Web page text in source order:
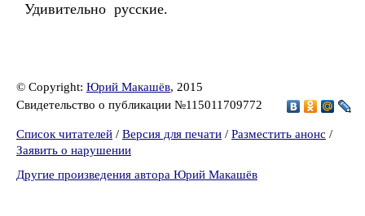
Удивительно русские.
© Copyright: Юрий Макашёв, 2015
Свидетельство о публикации №115011709772
Список читателей / Версия для печати / Разместить анонс /
Заявить о нарушении
Другие произведения автора Юрий Макашёв